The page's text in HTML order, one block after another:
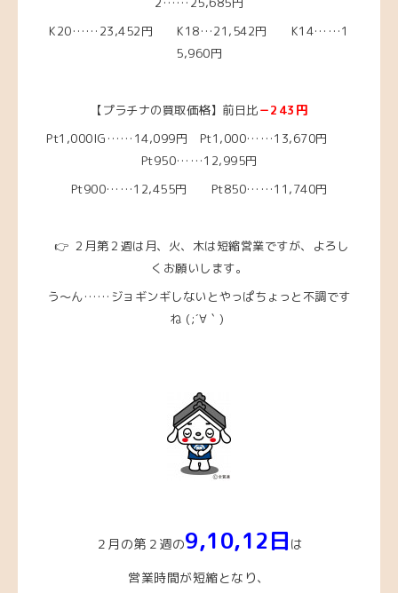
K20……23,452円 K18…21,542円 K14……1
5,960円
【プラチナの買取価格】前日比－243円
Pt1,000IG……14,099円 Pt1,000……13,670円
Pt950……12,995円
Pt900……12,455円 Pt850……11,740円
👉 ２月第２週は月、火、木は短縮営業ですが、よろし
くお願いします。
う～ん……ジョギンギしないとやっぱちょっと不調です
ね (;´∀｀)
２月の第２週の9,10,12日 は
営業時間が短縮となり、